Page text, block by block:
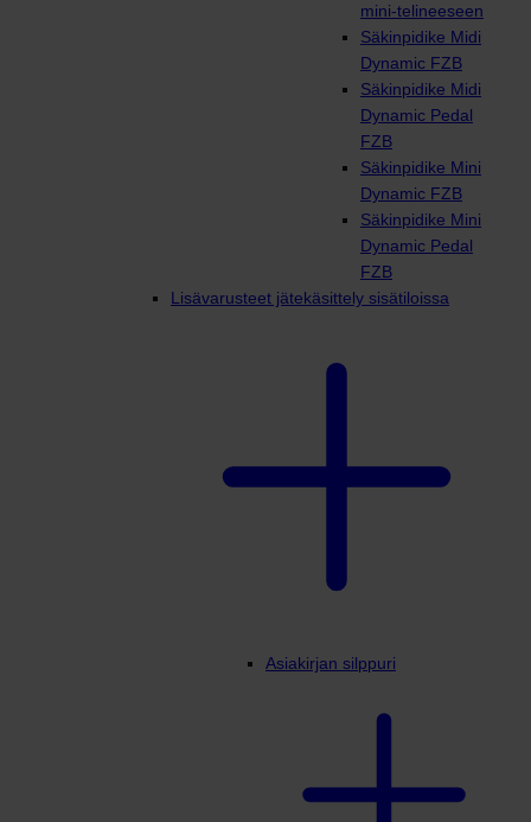
mini-telineeseen
Säkinpidike Midi
Dynamic FZB
Säkinpidike Midi
Dynamic Pedal
FZB
Säkinpidike Mini
Dynamic FZB
Säkinpidike Mini
Dynamic Pedal
FZB
Lisävarusteet jätekäsittely sisätiloissa
Asiakirjan silppuri